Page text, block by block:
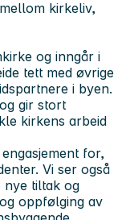
kirkeliv,
og inngår i
tett med øvrige
i byen.
gir stort
kirkens arbeid
for,
Vi ser også
nye tiltak og
oppfølging av